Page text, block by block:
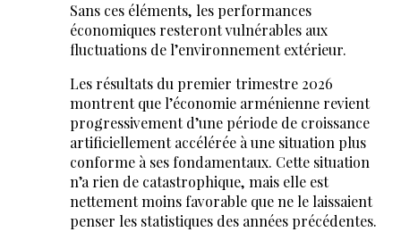
Sans ces éléments, les performances
économiques resteront vulnérables aux
fluctuations de l’environnement extérieur.
Les résultats du premier trimestre 2026
montrent que l’économie arménienne revient
progressivement d’une période de croissance
artificiellement accélérée à une situation plus
conforme à ses fondamentaux. Cette situation
n’a rien de catastrophique, mais elle est
nettement moins favorable que ne le laissaient
penser les statistiques des années précédentes.